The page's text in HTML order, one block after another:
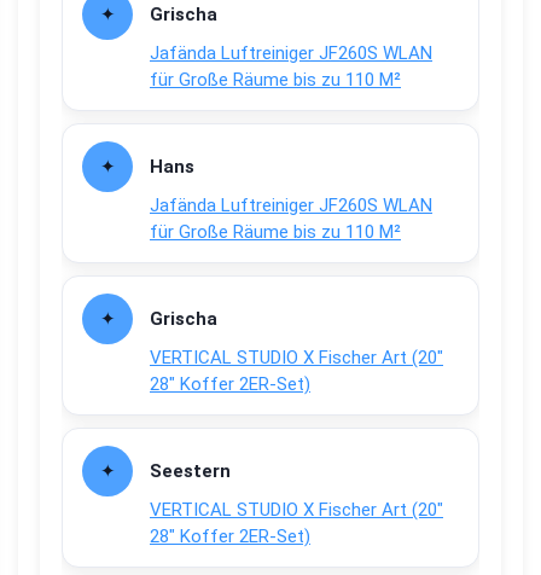
Grischa
Jafända Luftreiniger JF260S WLAN
für Große Räume bis zu 110 M²
Hans
Jafända Luftreiniger JF260S WLAN
für Große Räume bis zu 110 M²
Grischa
VERTICAL STUDIO X Fischer Art (20″
28″ Koffer 2ER-Set)
Seestern
VERTICAL STUDIO X Fischer Art (20″
28″ Koffer 2ER-Set)